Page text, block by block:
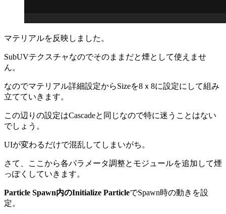
マテリアルを反映しました。
SubUVテクスチャなのでそのままだと煙として使えませ
ん。
なのでマテリアル詳細設定からSizeを8ｘ8に設定にして組み
立てていきます。
この辺りの設定はCascadeと同じなので特に迷うことはない
でしょう。
UIが変わるだけで混乱してしまいがち。
さて、ここから各パラメータ調整とモジュールを追加して煙
っぽくしていきます。
Particle Spawn内のInitialize ParticleでSpawn時の動きを設
定。